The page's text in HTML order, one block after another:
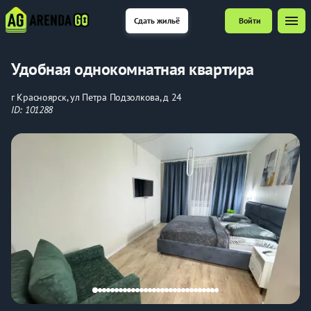
Сдать жильё Войти menu
Удобная однокомнатная квартира
г Красноярск, ул Петра Подзолкова, д 24
ID: 101288